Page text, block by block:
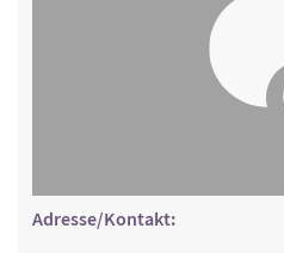
Adresse/Kontakt: